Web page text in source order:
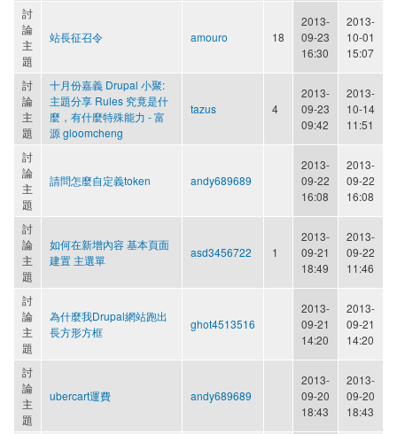
討
論
主
題
站長征召令 amouro 18
2013-
09-23
16:30
2013-
10-01
15:07
討
論
主
題
十月份嘉義 Drupal 小聚:
主題分享 Rules 究竟是什
麼，有什麼特殊能力 - 富
源 gloomcheng
tazus 4
2013-
09-23
09:42
2013-
10-14
11:51
討
論
主
題
請問怎麼自定義token andy689689
2013-
09-22
16:08
2013-
09-22
16:08
討
論
主
題
如何在新增內容 基本頁面
建置 主選單
asd3456722 1
2013-
09-21
18:49
2013-
09-22
11:46
討
論
主
題
為什麼我Drupal網站跑出
長方形方框
ghot4513516
2013-
09-21
14:20
2013-
09-21
14:20
討
論
主
題
ubercart運費 andy689689
2013-
09-20
18:43
2013-
09-20
18:43